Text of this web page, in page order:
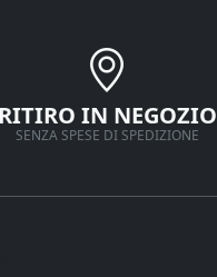
RITIRO IN NEGOZIO
SENZA SPESE DI SPEDIZIONE